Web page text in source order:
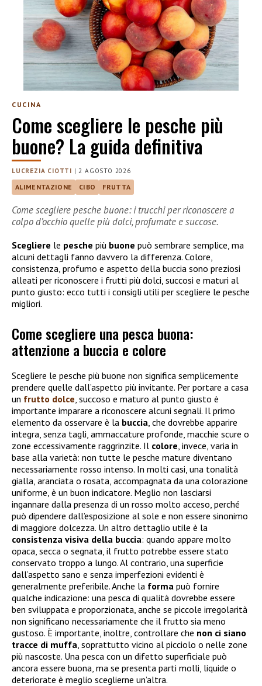
CUCINA
Come scegliere le pesche più
buone? La guida definitiva
LUCREZIA CIOTTI | 2 AGOSTO 2026
ALIMENTAZIONE CIBO FRUTTA
Come scegliere pesche buone: i trucchi per riconoscere a
colpo d’occhio quelle più dolci, profumate e succose.
Scegliere le pesche più buone può sembrare semplice, ma
alcuni dettagli fanno davvero la differenza. Colore,
consistenza, profumo e aspetto della buccia sono preziosi
alleati per riconoscere i frutti più dolci, succosi e maturi al
punto giusto: ecco tutti i consigli utili per scegliere le pesche
migliori.
Come scegliere una pesca buona:
attenzione a buccia e colore
Scegliere le pesche più buone non significa semplicemente
prendere quelle dall’aspetto più invitante. Per portare a casa
un frutto dolce , succoso e maturo al punto giusto è
importante imparare a riconoscere alcuni segnali. Il primo
elemento da osservare è la buccia , che dovrebbe apparire
integra, senza tagli, ammaccature profonde, macchie scure o
zone eccessivamente raggrinzite. Il colore , invece, varia in
base alla varietà: non tutte le pesche mature diventano
necessariamente rosso intenso. In molti casi, una tonalità
gialla, aranciata o rosata, accompagnata da una colorazione
uniforme, è un buon indicatore. Meglio non lasciarsi
ingannare dalla presenza di un rosso molto acceso, perché
può dipendere dall’esposizione al sole e non essere sinonimo
di maggiore dolcezza. Un altro dettaglio utile è la
consistenza visiva della buccia: quando appare molto
opaca, secca o segnata, il frutto potrebbe essere stato
conservato troppo a lungo. Al contrario, una superficie
dall’aspetto sano e senza imperfezioni evidenti è
generalmente preferibile. Anche la forma può fornire
qualche indicazione: una pesca di qualità dovrebbe essere
ben sviluppata e proporzionata, anche se piccole irregolarità
non significano necessariamente che il frutto sia meno
gustoso. È importante, inoltre, controllare che non ci siano
tracce di muffa , soprattutto vicino al picciolo o nelle zone
più nascoste. Una pesca con un difetto superficiale può
ancora essere buona, ma se presenta parti molli, liquide o
deteriorate è meglio sceglierne un’altra.